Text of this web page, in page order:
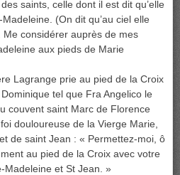
saints, celle dont il est dit qu’elle
(On dit qu’au ciel elle
considérer auprès de mes
aux pieds de Marie
Lagrange prie au pied de la Croix
tel que Fra Angelico le
couvent saint Marc de Florence
douloureuse de la Vierge Marie,
de saint Jean : « Permettez-moi, ô
au pied de la Croix avec votre
Madeleine et St Jean. »